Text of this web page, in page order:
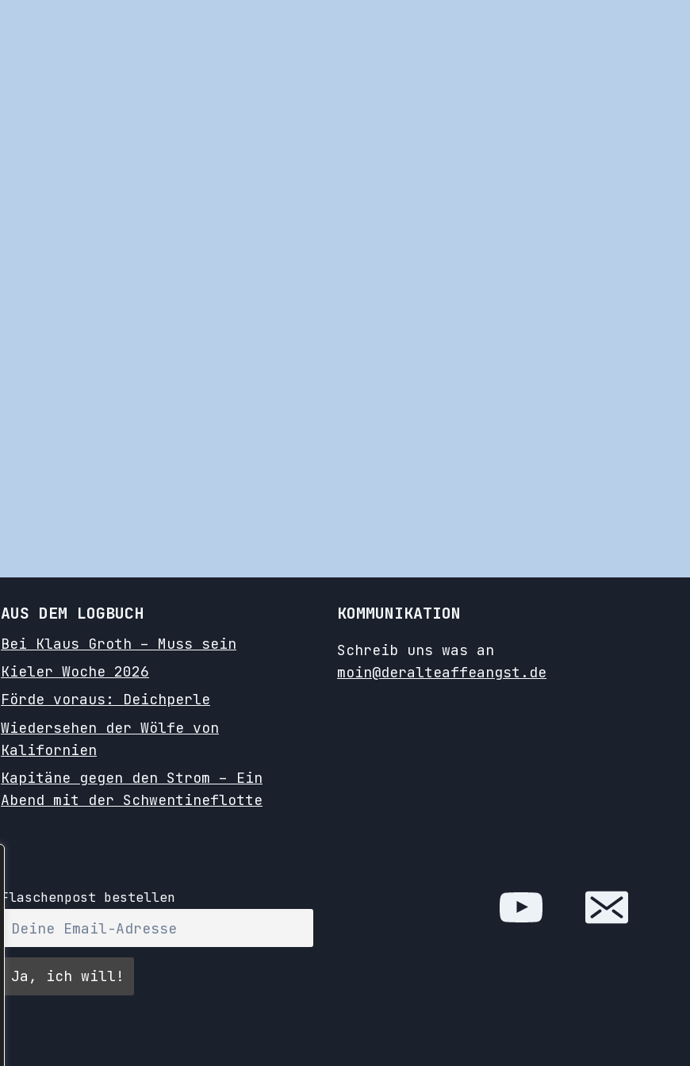
AUS DEM LOGBUCH
Bei Klaus Groth – Muss sein
Kieler Woche 2026
Förde voraus: Deichperle
Wiedersehen der Wölfe von
Kalifornien
Kapitäne gegen den Strom – Ein
Abend mit der Schwentineflotte
KOMMUNIKATION
Schreib uns was an
moin@deralteaffeangst.de
Flaschenpost bestellen